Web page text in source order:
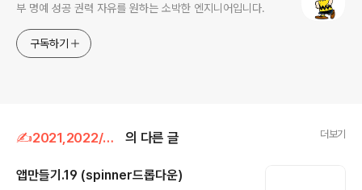
부 명예 성공 권력 자유를 원하는 소박한 엔지니어입니다.
구독하기
✍2021,2022/app(android studio) 의 다른 글 더보기
앱만들기.19 (spinner드롭다운)